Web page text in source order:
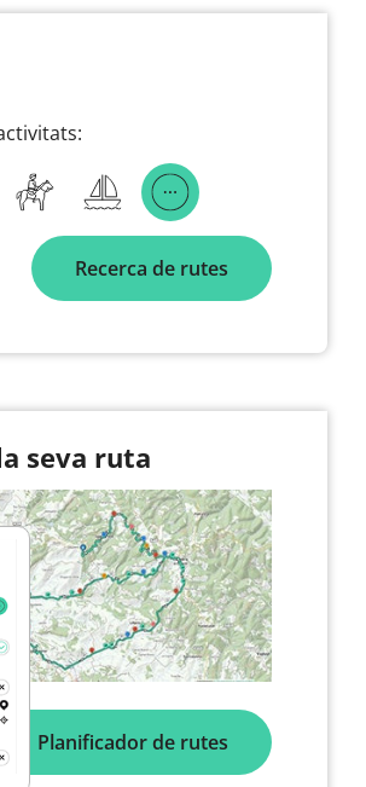
Recerca de rutes
seva ruta
Planificador de rutes